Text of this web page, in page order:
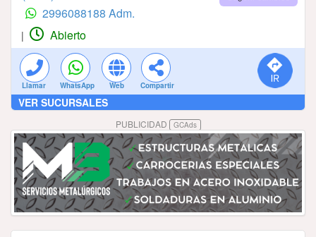
2996088188 Adm.
| Abierto
Llamar WhatsApp Web Compartir
VER SUCURSALES
PUBLICIDAD GCAds